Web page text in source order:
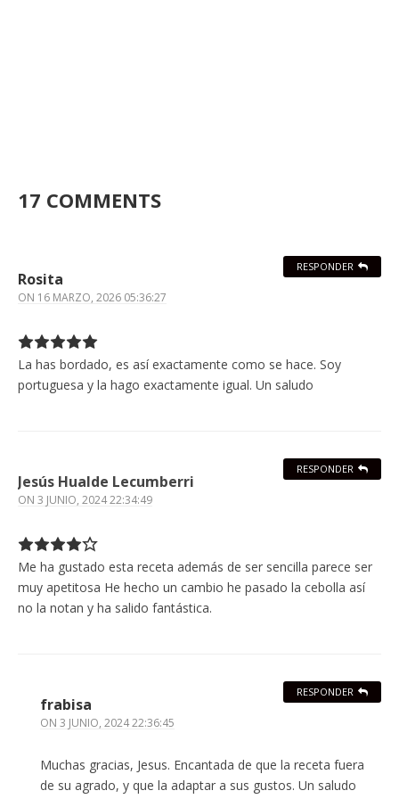
17 COMMENTS
Rosita
ON 16 MARZO, 2026 05:36:27
La has bordado, es así exactamente como se hace. Soy
portuguesa y la hago exactamente igual. Un saludo
RESPONDER
Jesús Hualde Lecumberri
ON 3 JUNIO, 2024 22:34:49
Me ha gustado esta receta además de ser sencilla parece ser
muy apetitosa He hecho un cambio he pasado la cebolla así
no la notan y ha salido fantástica.
RESPONDER
frabisa
ON 3 JUNIO, 2024 22:36:45
Muchas gracias, Jesus. Encantada de que la receta fuera
de su agrado, y que la adaptar a sus gustos. Un saludo
RESPONDER